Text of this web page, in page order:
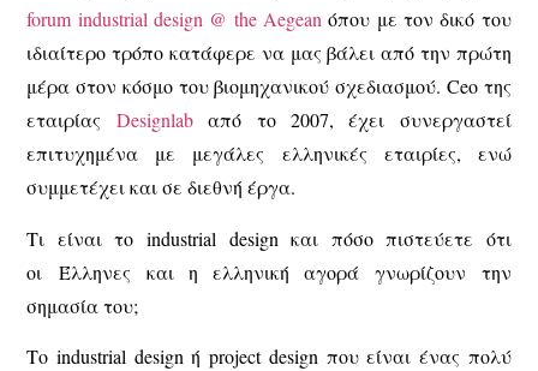
forum industrial design @ the Aegeanόπου με τον δικό του
ιδιαίτερο τρόπο κατάφερε να μας βάλει από την πρώτη
μέρα στον κόσμο του βιομηχανικού σχεδιασμού. Ceo της
εταιρίας Designlabαπό το 2007, έχει συνεργαστεί
επιτυχημένα με μεγάλες ελληνικές εταιρίες, ενώ
συμμετέχει και σε διεθνή έργα.
Τι είναι το industrial design και πόσο πιστεύετε ότι
οι Έλληνες και η ελληνική αγορά γνωρίζουν την
σημασία του;
Το industrial design ή project design που είναι ένας πολύ